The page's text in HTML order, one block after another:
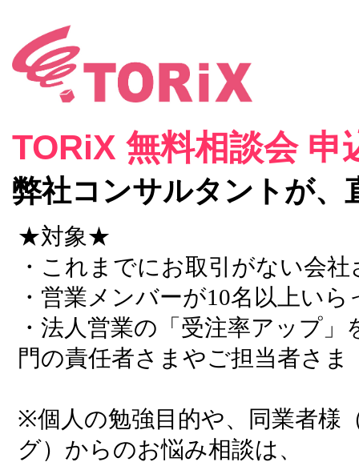
TORiX 無料相談会
弊社コンサルタントが、
★対象★
・これまでにお取引がない会社
・営業メンバーが10名以上い
・法人営業の「受注率アップ
門の責任者さまやご担当者さま
※個人の勉強目的や、同業者様
グ）からのお悩み相談は、